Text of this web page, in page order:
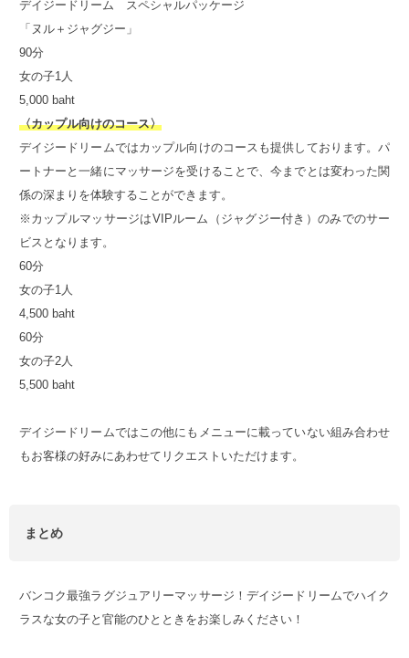
デイジードリーム スペシャルパッケージ
「ヌル＋ジャグジー」
90分
女の子1人
5,000 baht
〈カップル向けのコース〉
デイジードリームではカップル向けのコースも提供しております。パ
ートナーと一緒にマッサージを受けることで、今までとは変わった関
係の深まりを体験することができます。
※カップルマッサージはVIPルーム（ジャグジー付き）のみでのサー
ビスとなります。
60分
女の子1人
4,500 baht
60分
女の子2人
5,500 baht
デイジードリームではこの他にもメニューに載っていない組み合わせ
もお客様の好みにあわせてリクエストいただけます。
まとめ
バンコク最強ラグジュアリーマッサージ！デイジードリームでハイク
ラスな女の子と官能のひとときをお楽しみください！